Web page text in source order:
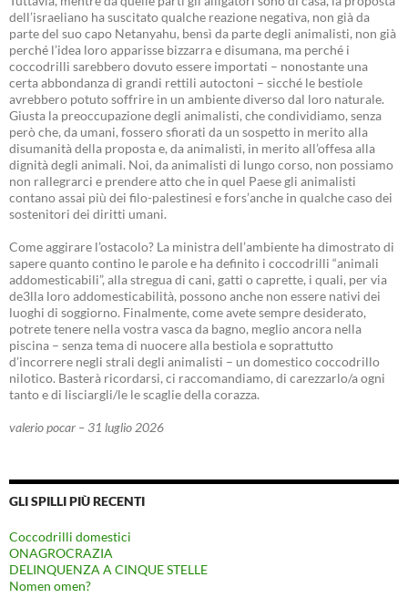
dell’israeliano ha suscitato qualche reazione negativa, non già da
parte del suo capo Netanyahu, bensì da parte degli animalisti, non già
perché l’idea loro apparisse bizzarra e disumana, ma perché i
coccodrilli sarebbero dovuto essere importati – nonostante una
certa abbondanza di grandi rettili autoctoni – sicché le bestiole
avrebbero potuto soffrire in un ambiente diverso dal loro naturale.
Giusta la preoccupazione degli animalisti, che condividiamo, senza
però che, da umani, fossero sfiorati da un sospetto in merito alla
disumanità della proposta e, da animalisti, in merito all’offesa alla
dignità degli animali. Noi, da animalisti di lungo corso, non possiamo
non rallegrarci e prendere atto che in quel Paese gli animalisti
contano assai più dei filo-palestinesi e fors’anche in qualche caso dei
sostenitori dei diritti umani.
Come aggirare l’ostacolo? La ministra dell’ambiente ha dimostrato di
sapere quanto contino le parole e ha definito i coccodrilli “animali
addomesticabili”, alla stregua di cani, gatti o caprette, i quali, per via
de3lla loro addomesticabilità, possono anche non essere nativi dei
luoghi di soggiorno. Finalmente, come avete sempre desiderato,
potrete tenere nella vostra vasca da bagno, meglio ancora nella
piscina – senza tema di nuocere alla bestiola e soprattutto
d’incorrere negli strali degli animalisti – un domestico coccodrillo
nilotico. Basterà ricordarsi, ci raccomandiamo, di carezzarlo/a ogni
tanto e di lisciargli/le le scaglie della corazza.
valerio pocar – 31 luglio 2026
GLI SPILLI PIÙ RECENTI
Coccodrilli domestici
ONAGROCRAZIA
DELINQUENZA A CINQUE STELLE
Nomen omen?